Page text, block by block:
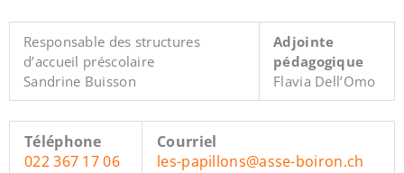
Responsable des structures
d’accueil préscolaire
Sandrine Buisson
Adjointe
pédagogique
Flavia Dell’Omo
Téléphone
022 367 17 06
Courriel
les-papillons@asse-boiron.ch